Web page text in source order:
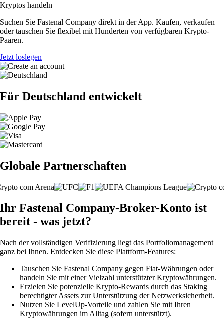
Kryptos handeln
Suchen Sie Fastenal Company direkt in der App. Kaufen, verkaufen
oder tauschen Sie flexibel mit Hunderten von verfügbaren Krypto-
Paaren.
Jetzt loslegen
Für Deutschland entwickelt
Globale Partnerschaften
Ihr Fastenal Company-Broker-Konto ist
bereit - was jetzt?
Nach der vollständigen Verifizierung liegt das Portfoliomanagement
ganz bei Ihnen. Entdecken Sie diese Plattform-Features:
Tauschen Sie Fastenal Company gegen Fiat-Währungen oder
handeln Sie mit einer Vielzahl unterstützter Kryptowährungen.
Erzielen Sie potenzielle Krypto-Rewards durch das Staking
berechtigter Assets zur Unterstützung der Netzwerksicherheit.
Nutzen Sie LevelUp-Vorteile und zahlen Sie mit Ihren
Kryptowährungen im Alltag (sofern unterstützt).